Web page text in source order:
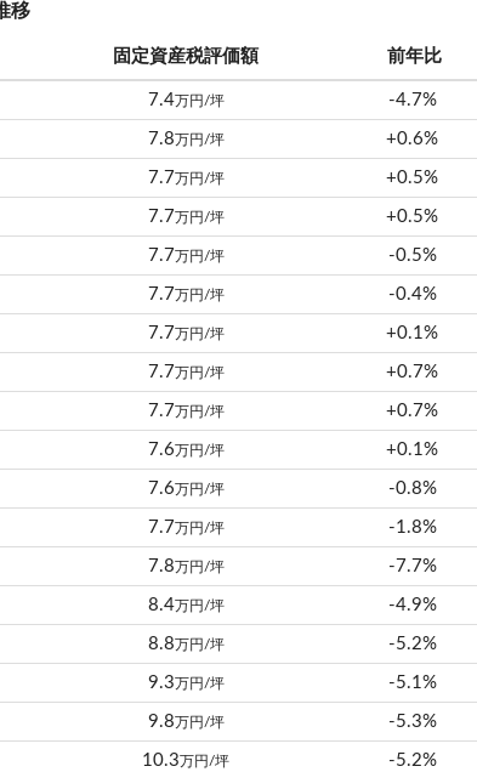
移
固定資産税評価額 前年比
7.4万円/坪 -4.7%
7.8 万円/坪 +0.6%
7.7 万円/坪 +0.5%
7.7 万円/坪 +0.5%
7.7 万円/坪 -0.5%
7.7 万円/坪 -0.4%
7.7 万円/坪 +0.1%
7.7 万円/坪 +0.7%
7.7 万円/坪 +0.7%
7.6 万円/坪 +0.1%
7.6 万円/坪 -0.8%
7.7 万円/坪 -1.8%
7.8 万円/坪 -7.7%
8.4万円/坪 -4.9%
8.8 万円/坪 -5.2%
9.3 万円/坪 -5.1%
9.8 万円/坪 -5.3%
10.3 万円/坪 -5.2%